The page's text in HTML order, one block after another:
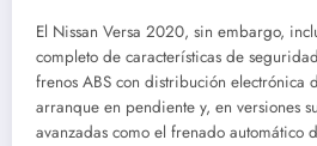
El Nissan Versa 2020, sin embargo,
completo de características de
frenos ABS con distribución electrónica
arranque en pendiente y, en versiones
avanzadas como el frenado automático